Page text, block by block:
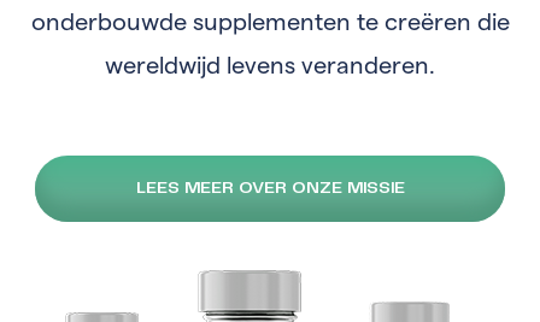
onderbouwde supplementen te creëren die
wereldwijd levens veranderen.
LEES MEER OVER ONZE MISSIE